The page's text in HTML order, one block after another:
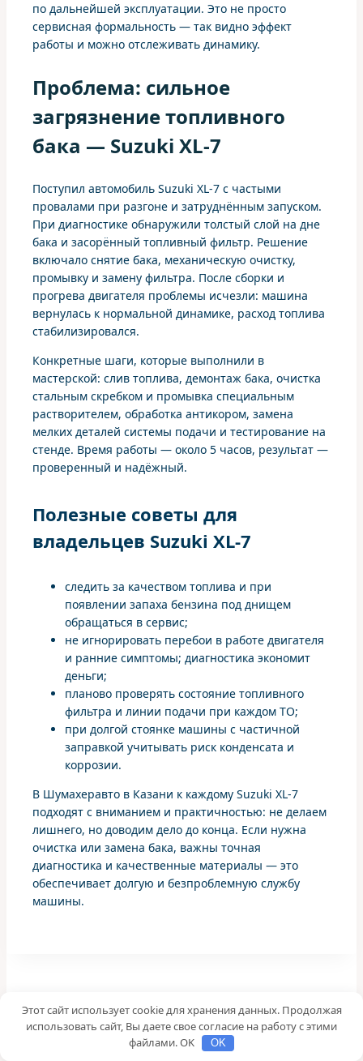
по дальнейшей эксплуатации. Это не просто
сервисная формальность — так видно эффект
работы и можно отслеживать динамику.
Проблема: сильное
загрязнение топливного
бака — Suzuki XL-7
Поступил автомобиль Suzuki XL-7 с частыми
провалами при разгоне и затруднённым запуском.
При диагностике обнаружили толстый слой на дне
бака и засорённый топливный фильтр. Решение
включало снятие бака, механическую очистку,
промывку и замену фильтра. После сборки и
прогрева двигателя проблемы исчезли: машина
вернулась к нормальной динамике, расход топлива
стабилизировался.
Конкретные шаги, которые выполнили в
мастерской: слив топлива, демонтаж бака, очистка
стальным скребком и промывка специальным
растворителем, обработка антикором, замена
мелких деталей системы подачи и тестирование на
стенде. Время работы — около 5 часов, результат —
проверенный и надёжный.
Полезные советы для
владельцев Suzuki XL-7
следить за качеством топлива и при
появлении запаха бензина под днищем
обращаться в сервис;
не игнорировать перебои в работе двигателя
и ранние симптомы; диагностика экономит
деньги;
планово проверять состояние топливного
фильтра и линии подачи при каждом ТО;
при долгой стоянке машины с частичной
заправкой учитывать риск конденсата и
коррозии.
В Шумахеравто в Казани к каждому Suzuki XL-7
подходят с вниманием и практичностью: не делаем
лишнего, но доводим дело до конца. Если нужна
очистка или замена бака, важны точная
диагностика и качественные материалы — это
обеспечивает долгую и безпроблемную службу
машины.
Этот сайт использует cookie для хранения данных. Продолжая
использовать сайт, Вы даете свое согласие на работу с этими
файлами. OK
OK